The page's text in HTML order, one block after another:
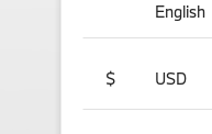
English
$ USD